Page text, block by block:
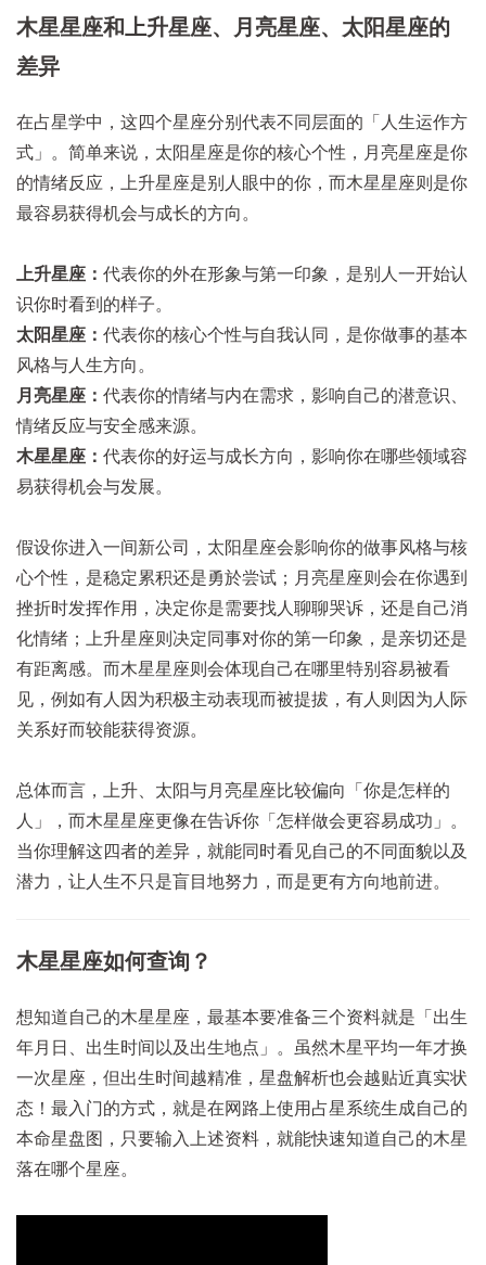
木星星座和上升星座、月亮星座、太阳星座的
差异
在占星学中，这四个星座分别代表不同层面的「人生运作方
式」。简单来说，太阳星座是你的核心个性，月亮星座是你
的情绪反应，上升星座是别人眼中的你，而木星星座则是你
最容易获得机会与成长的方向。
上升星座： 代表你的外在形象与第一印象，是别人一开始认
识你时看到的样子。
太阳星座： 代表你的核心个性与自我认同，是你做事的基本
风格与人生方向。
月亮星座： 代表你的情绪与内在需求，影响自己的潜意识、
情绪反应与安全感来源。
木星星座： 代表你的好运与成长方向，影响你在哪些领域容
易获得机会与发展。
假设你进入一间新公司，太阳星座会影响你的做事风格与核
心个性，是稳定累积还是勇於尝试；月亮星座则会在你遇到
挫折时发挥作用，决定你是需要找人聊聊哭诉，还是自己消
化情绪；上升星座则决定同事对你的第一印象，是亲切还是
有距离感。 而木星星座则会体现自己在哪里特别容易被看
见，例如有人因为积极主动表现而被提拔，有人则因为人际
关系好而较能获得资源。
总体而言，上升、太阳与月亮星座比较偏向「你是怎样的
人」，而木星星座更像在告诉你「怎样做会更容易成功」。
当你理解这四者的差异，就能同时看见自己的不同面貌以及
潜力，让人生不只是盲目地努力，而是更有方向地前进。
木星星座如何查询？
想知道自己的木星星座，最基本要准备三个资料就是「出生
年月日、出生时间以及出生地点」。虽然木星平均一年才换
一次星座，但出生时间越精准，星盘解析也会越贴近真实状
态！最入门的方式，就是在网路上使用占星系统生成自己的
本命星盘图，只要输入上述资料，就能快速知道自己的木星
落在哪个星座。